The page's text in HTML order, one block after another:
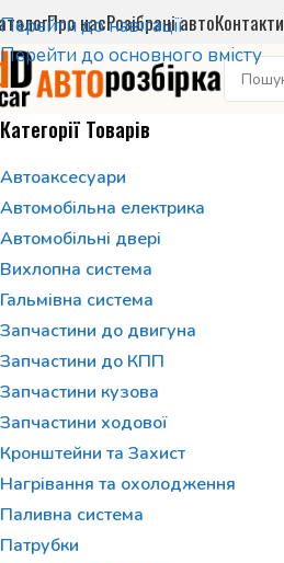
Перейти до навігації
Перейти до основного вмісту
Про насРозібрані автоКонтакти
Категорії Товарів
Автоаксесуари
Автомобільна електрика
Автомобільні двері
Вихлопна система
Гальмівна система
Запчастини до двигуна
Запчастини до КПП
Запчастини кузова
Запчастини ходової
Кронштейни та Захист
Нагрівання та охолодження
Паливна система
Патрубки